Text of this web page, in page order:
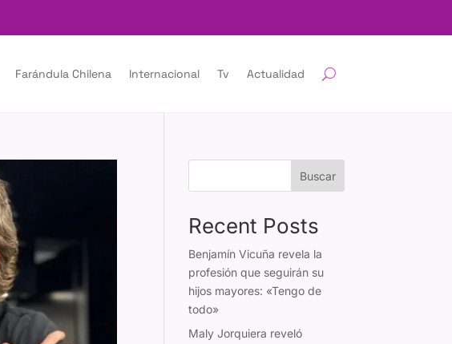
Farándula Chilena Internacional Tv Actualidad
Buscar
Recent Posts
Benjamín Vicuña revela la
profesión que seguirán su
hijos mayores: «Tengo de
todo»
Maly Jorquiera reveló